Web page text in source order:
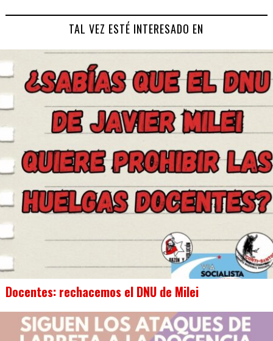
TAL VEZ ESTÉ INTERESADO EN
Docentes: rechacemos el DNU de Milei